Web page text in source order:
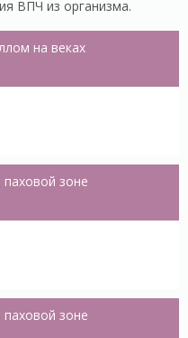
ВПЧ из организма.
на веках
зоне
зоне